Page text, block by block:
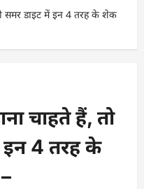
समर डाइट में इन 4 तरह के शेक
चाहते हैं, तो
इन 4 तरह के